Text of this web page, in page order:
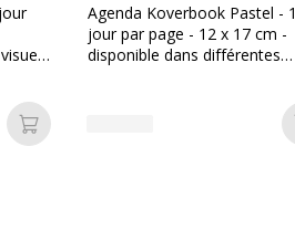
Ajouter au panier
Agenda Koverbook Pastel - 1
jour par page - 12 x 17 cm -
disponible dans différentes